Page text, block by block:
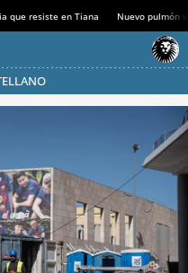
que resiste en Tiana Nuevo pulmón